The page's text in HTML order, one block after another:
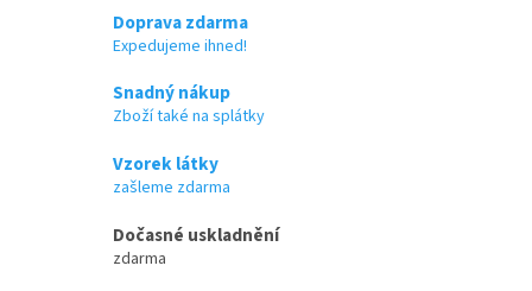
Doprava zdarma
Expedujeme ihned!
Snadný nákup
Zboží také na splátky
Vzorek látky
zašleme zdarma
Dočasné uskladnění
zdarma